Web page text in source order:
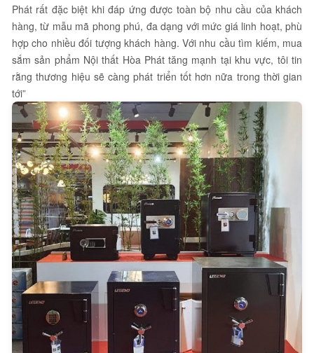
Phát rất đặc biệt khi đáp ứng được toàn bộ nhu cầu của khách
hàng, từ mẫu mã phong phú, đa dạng với mức giá linh hoạt, phù
hợp cho nhiều đối tượng khách hàng. Với nhu cầu tìm kiếm, mua
sắm sản phẩm Nội thất Hòa Phát tăng mạnh tại khu vực, tôi tin
rằng thương hiệu sẽ càng phát triển tốt hơn nữa trong thời gian
tới”